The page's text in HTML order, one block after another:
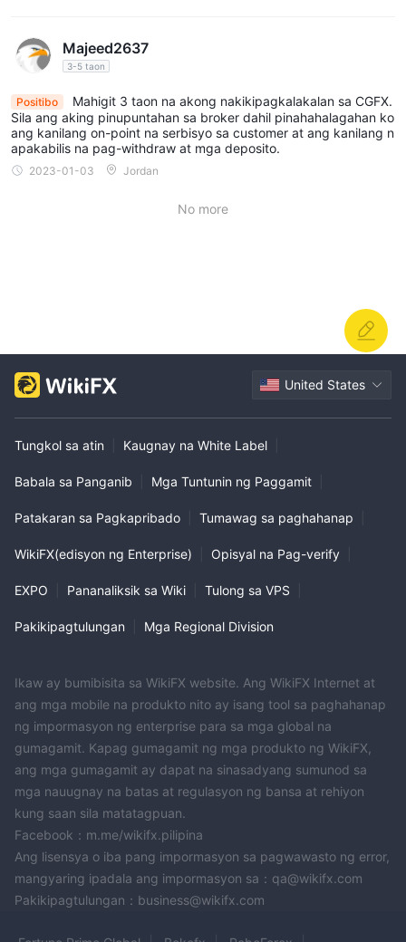
Majeed2637
3-5 taon
Positibo
Mahigit 3 taon na akong nakikipagkalakalan sa CGFX.
Sila ang aking pinupuntahan sa broker dahil pinahahalagahan ko
ang kanilang on-point na serbisyo sa customer at ang kanilang n
apakabilis na pag-withdraw at mga deposito.
2023-01-03 Jordan
No more
United States
Tungkol sa atin Kaugnay na White Label
Babala sa Panganib Mga Tuntunin ng Paggamit
Patakaran sa Pagkapribado Tumawag sa paghahanap
WikiFX(edisyon ng Enterprise) Opisyal na Pag-verify
EXPO Pananaliksik sa Wiki Tulong sa VPS
Pakikipagtulungan Mga Regional Division
Ikaw ay bumibisita sa WikiFX website. Ang WikiFX Internet at
ang mga mobile na produkto nito ay isang tool sa paghahanap
ng impormasyon ng enterprise para sa mga global na
gumagamit. Kapag gumagamit ng mga produkto ng WikiFX,
ang mga gumagamit ay dapat na sinasadyang sumunod sa
mga nauugnay na batas at regulasyon ng bansa at rehiyon
kung saan sila matatagpuan.
Facebook：m.me/wikifx.pilipina
Ang lisensya o iba pang impormasyon sa pagwawasto ng error,
mangyaring ipadala ang impormasyon sa：qa@wikifx.com
Pakikipagtulungan：business@wikifx.com